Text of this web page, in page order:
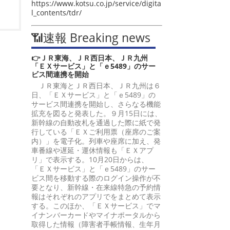
https://www.kotsu.co.jp/service/digita
l_contents/tdr/
📶速報 Breaking news
👉ＪＲ東海、ＪＲ西日本、ＪＲ九州
「ＥＸサービス」と「ｅ5489」のサー
ビス間連携を開始
ＪＲ東海とＪＲ西日本、ＪＲ九州は６
日、「ＥＸサービス」と「ｅ5489」の
サービス間連携を開始し、さらなる機能
拡充を図ると発表した。９月15日には、
新幹線の自動改札を通過した際に紙で発
行している「ＥＸご利用票（座席のご案
内）」を電子化。列車や座席に加え、発
車番線や遅延・運休情報も「ＥＸアプ
リ」で表示する。10月20日からは、
「ＥＸサービス」と「ｅ5489」のサー
ビス間を移動する際のログイン操作が不
要となり、新幹線・在来線特急の予約情
報はそれぞれのアプリでをまとめて表示
する。このほか、「ＥＸサービス」でマ
イナンバーカードやマイナポータルから
取得した情報（障害者手帳情報、生年月